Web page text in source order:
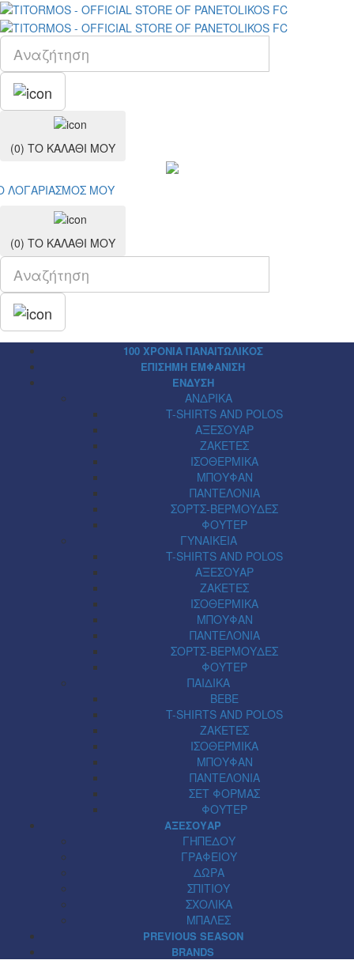
(0) ΤΟ ΚΑΛΑΘΙ ΜΟΥ
ΛΟΓΑΡΙΑΣΜΟΣ ΜΟY
(0) ΤΟ ΚΑΛΑΘΙ ΜΟΥ
100 ΧΡΟΝΙΑ ΠΑΝΑΙΤΩΛΙΚΟΣ
ΕΠΙΣΗΜΗ ΕΜΦΑΝΙΣΗ
ΕΝΔΥΣΗ
ΑΝΔΡΙΚΑ
T-SHIRTS AND POLOS
ΑΞΕΣΟΥΑΡ
ΖΑΚΕΤΕΣ
ΙΣΟΘΕΡΜΙΚΑ
ΜΠΟΥΦΑΝ
ΠΑΝΤΕΛΟΝΙΑ
ΣΟΡΤΣ-ΒΕΡΜΟΥΔΕΣ
ΦΟΥΤΕΡ
ΓΥΝΑΙΚΕΙΑ
T-SHIRTS AND POLOS
ΑΞΕΣΟΥΑΡ
ΖΑΚΕΤΕΣ
ΙΣΟΘΕΡΜΙΚΑ
ΜΠΟΥΦΑΝ
ΠΑΝΤΕΛΟΝΙΑ
ΣΟΡΤΣ-ΒΕΡΜΟΥΔΕΣ
ΦΟΥΤΕΡ
ΠΑΙΔΙΚΑ
BEBE
T-SHIRTS AND POLOS
ΖΑΚΕΤΕΣ
ΙΣΟΘΕΡΜΙΚΑ
ΜΠΟΥΦΑΝ
ΠΑΝΤΕΛΟΝΙΑ
ΣΕΤ ΦΟΡΜΑΣ
ΦΟΥΤΕΡ
ΑΞΕΣΟΥΑΡ
ΓΗΠΕΔΟΥ
ΓΡΑΦΕΙΟΥ
ΔΩΡΑ
ΣΠΙΤΙΟΥ
ΣΧΟΛΙΚΑ
ΜΠΑΛΕΣ
PREVIOUS SEASON
BRANDS